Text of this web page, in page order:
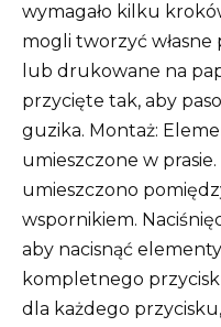
wymagało kilku
mogli tworzyć
lub drukowane na
przycięte tak, aby
guzika. Montaż:
umieszczone w
umieszczono
wspornikiem.
aby nacisnąć
kompletnego
dla każdego